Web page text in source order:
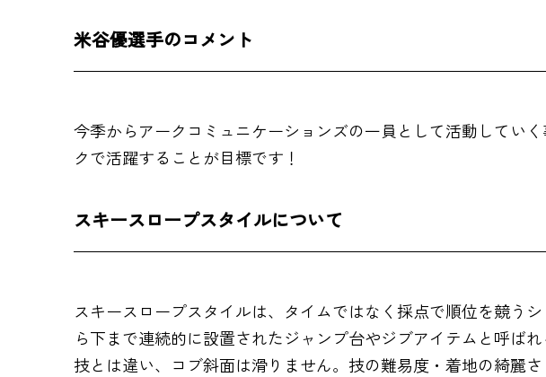
米谷優選手のコメント
今季からアークコミュニケーションズの一員として活動してい
クで活躍することが目標です！
スキースロープスタイルについて
スキースロープスタイルは、タイムではなく採点で順位を競う
ら下まで連続的に設置されたジャンプ台やジブアイテムと呼ば
技とは違い、コブ斜面は滑りません。技の難易度・着地の綺麗